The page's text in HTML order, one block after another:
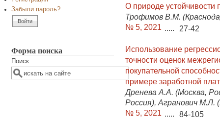
Забыли пароль?
Форма поиска
Поиск
О природе устойчивости
Трофимов В.М.
№ 5, 2021 ..... 27-42
Использование
точности оценок
покупательной
примере заработной
Дренева А.А. (Москва,
Россия), Агранович М.Л.
№ 5, 2021 ..... 84-105